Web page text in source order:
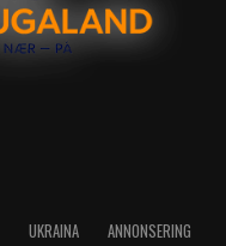
UKRAINA ANNONSERING